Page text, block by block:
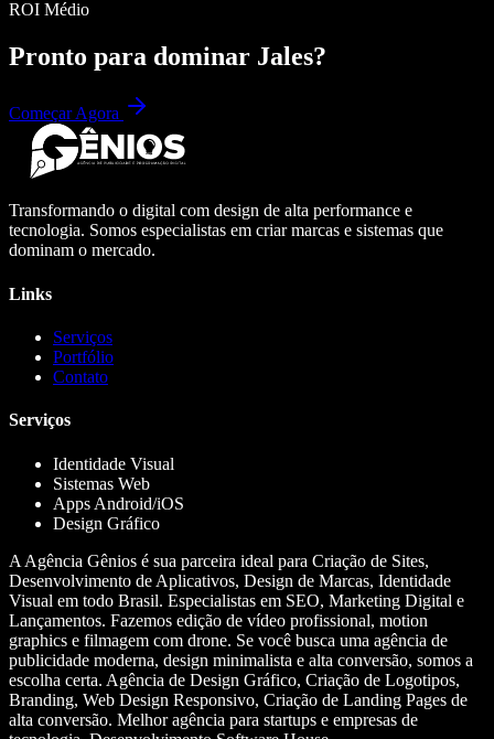
ROI Médio
Pronto para dominar Jales?
Começar Agora
Transformando o digital com design de alta performance e
tecnologia. Somos especialistas em criar marcas e sistemas que
dominam o mercado.
Links
Serviços
Portfólio
Contato
Serviços
Identidade Visual
Sistemas Web
Apps Android/iOS
Design Gráfico
A Agência Gênios é sua parceira ideal para Criação de Sites,
Desenvolvimento de Aplicativos, Design de Marcas, Identidade
Visual em todo Brasil. Especialistas em SEO, Marketing Digital e
Lançamentos. Fazemos edição de vídeo profissional, motion
graphics e filmagem com drone. Se você busca uma agência de
publicidade moderna, design minimalista e alta conversão, somos a
escolha certa. Agência de Design Gráfico, Criação de Logotipos,
Branding, Web Design Responsivo, Criação de Landing Pages de
alta conversão. Melhor agência para startups e empresas de